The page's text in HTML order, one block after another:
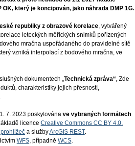
který je koncipován, jako náhrada DMP 1G.
republiky z obrazové korelace, vytvářený
leteckých měřických snímků pořízených
mračna uspořádaného do pravidelné sítě
vzniká interpolací z bodového mračna, ve
dokumentech „Technická zpráva“, Zde
charakteristiky jejich přesnosti,
7. 2023 poskytována ve vybraných formátech
licence Creative Commons CC BY 4.0.
a službyArcGIS REST.
WFS, případně WCS.